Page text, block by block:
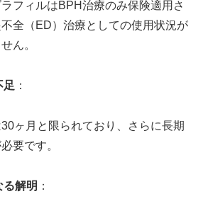
フィルはBPH治療のみ保険適用さ
全（ED）治療としての使用状況が
ん。
足 ：
ヶ月と限られており、さらに長期
要です。
る解明 ：